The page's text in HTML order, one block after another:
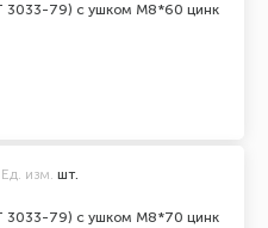
3033-79) с ушком М8*60 цинк
3033-79) с ушком М8*70 цинк
Ед. изм. шт.